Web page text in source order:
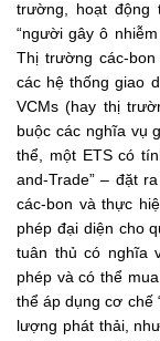
trường, hoạt động
“người gây ô
Thị trường các-
các hệ thống giao
VCMs (hay thị
buộc các nghĩa vụ
thể, một ETS có
and-Trade” – đặt
các-bon và thực
phép đại diện cho
tuân thủ có nghĩa
phép và có thể
thể áp dụng cơ chế
lượng phát thải,